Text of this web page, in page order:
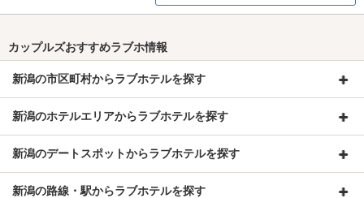
カップルズおすすめラブホ情報
新潟の市区町村からラブホテルを探す
新潟のホテルエリアからラブホテルを探す
新潟のデートスポットからラブホテルを探す
新潟の路線・駅からラブホテルを探す